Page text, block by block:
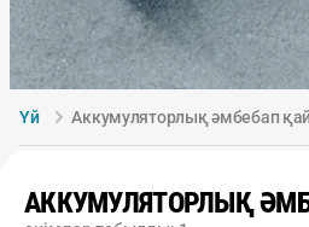
Үй Аккумуляторлық әмбебап
АККУМУЛЯТОРЛЫҚ